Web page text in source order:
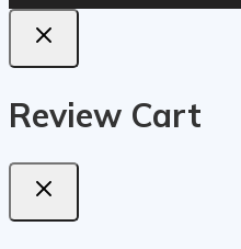
Review Cart